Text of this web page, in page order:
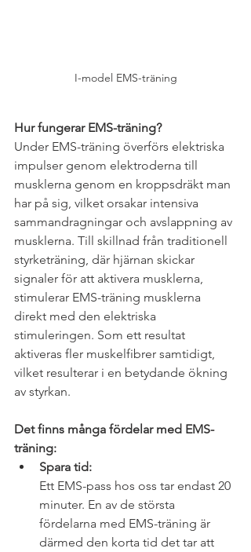
I-model EMS-träning
Hur fungerar EMS-träning?
Under EMS-träning överförs elektriska
impulser genom elektroderna till
musklerna genom en kroppsdräkt man
har på sig, vilket orsakar intensiva
sammandragningar och avslappning av
musklerna. Till skillnad från traditionell
styrketräning, där hjärnan skickar
signaler för att aktivera musklerna,
stimulerar EMS-träning musklerna
direkt med den elektriska
stimuleringen. Som ett resultat
aktiveras fler muskelfibrer samtidigt,
vilket resulterar i en betydande ökning
av styrkan.
Det finns många fördelar med EMS-
träning:
Spara tid:
Ett EMS-pass hos oss tar endast 20
minuter. En av de största
fördelarna med EMS-träning är
därmed den korta tid det tar att